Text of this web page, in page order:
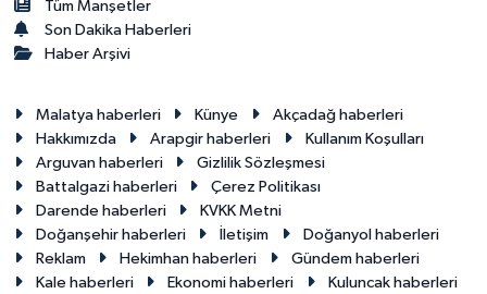
Tüm Manşetler
Son Dakika Haberleri
Haber Arşivi
Malatya haberleri Künye
Akçadağ haberleri
Hakkımızda
Arapgir haberleri
Kullanım Koşulları
Arguvan haberleri
Gizlilik Sözleşmesi
Battalgazi haberleri
Çerez Politikası
Darende haberleri
KVKK Metni
Doğanşehir haberleri
İletişim
Doğanyol haberleri
Reklam
Hekimhan haberleri
Gündem haberleri
Kale haberleri
Ekonomi haberleri
Kuluncak haberleri